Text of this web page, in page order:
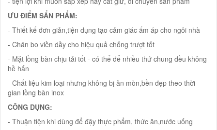
ƯU ĐIỂM SẨN PHẨM:
- Thiết kế đơn giản,tiện dụng tạo cảm giác ấm áp cho ngôi nhà
- Chân bo viền dầy cho hiệu quả chống trượt tốt
- Mặt lồng bàn chịu tải tốt - có thể để nhiều thứ chung đều không
hề hấn
- Chất liệu kim loại nhưng không bị ăn mòn,bền đẹp theo thời
gian lồng bàn inox
CÔNG DỤNG:
- Thuận tiện khi dùng để đậy thực phẩm, thức ăn,nước uống